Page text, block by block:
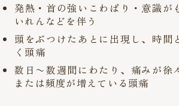
発熱・首の強いこわばり・意識が
いれんなどを伴う
頭をぶつけたあとに出現し、時間
く頭痛
数日〜数週間にわたり、痛みが徐
または頻度が増えている頭痛